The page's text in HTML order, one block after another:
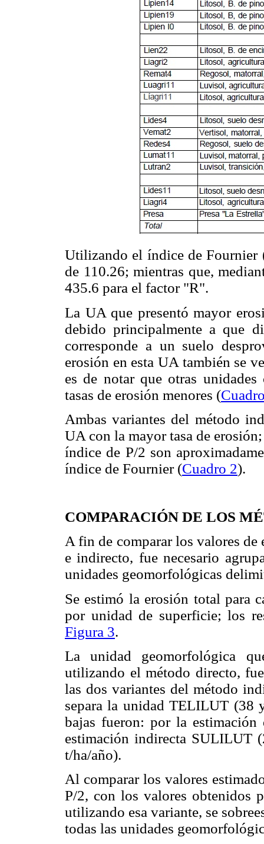
Utilizando el índice de Fournier
de 110.26; mientras que,
435.6 para el factor "R".
La UA que presentó mayor
debido principalmente a que
corresponde a un suelo
erosión en esta UA también se
es de notar que otras
tasas de erosión menores (
Ambas variantes del método
UA con la mayor tasa de
índice de P/2 son
índice de Fournier (Cuadro 2).
COMPARACIÓN DE LOS
A fin de comparar los valores
e indirecto, fue necesario
unidades geomorfológicas
Se estimó la erosión total para
por unidad de superficie; los
Figura 3.
La unidad geomorfológica
utilizando el método directo,
las dos variantes del método
separa la unidad TELILUT (38
bajas fueron: por la
estimación indirecta
t/ha/año).
Al comparar los valores
P/2, con los valores obtenidos
utilizando esa variante, se
todas las unidades